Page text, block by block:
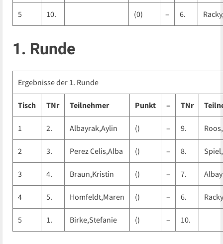
5 10. (0) – 6.
1. Runde
Ergebnisse der 1. Runde
Tisch TNr Teilnehmer Punkt – TNr
1 2. Albayrak,Aylin () – 9.
2 3. Perez Celis,Alba () – 8.
3 4. Braun,Kristin () – 7.
4 5. Homfeldt,Maren () – 6.
5 1. Birke,Stefanie () – 10.